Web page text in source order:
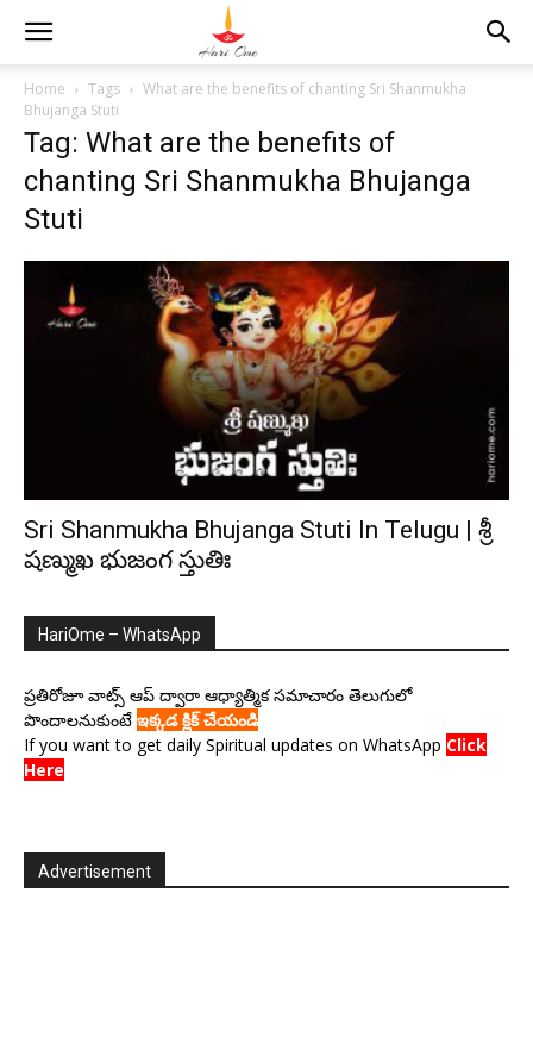
Home Tags
What are the benefits of chanting Sri Shanmukha
Bhujanga Stuti
Tag: What are the benefits of
chanting Sri Shanmukha Bhujanga
Stuti
Sri Shanmukha Bhujanga Stuti In Telugu | శ్రీ
షణ్ముఖ భుజంగ స్తుతిః
HariOme – WhatsApp
ప్రతిరోజూ వాట్స్ ఆప్ ద్వారా ఆధ్యాత్మిక సమాచారం తెలుగులో
పొందాలనుకుంటే ఇక్కడ క్లిక్ చేయండి
If you want to get daily Spiritual updates on WhatsApp Click
Here
Advertisement